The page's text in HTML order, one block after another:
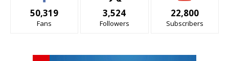
50,319
Fans
3,524
Followers
22,800
Subscribers